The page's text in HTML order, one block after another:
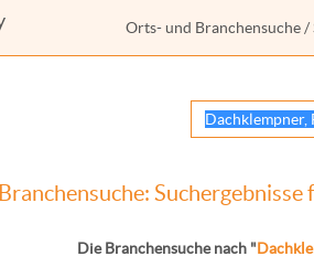
Orts- und Branchensuche /
Branchensuche:
Die Branchensuche nach "